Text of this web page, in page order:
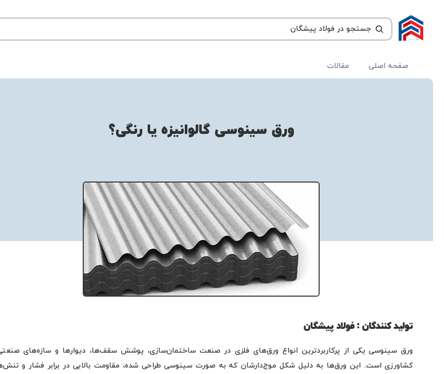
صفحه اصلی مقالات
ورق سینوسی گالوانیزه یا رنگی؟
تولید کنندگان : فولاد پیشگان
ورق سینوسی یکی از پرکاربردترین انواع ورق‌های فلزی در صنعت ساختمان‌سازی، پوشش سقف‌ها، دیوارها و سازه‌های
کشاورزی است. این ورق‌ها به دلیل شکل موج‌دارشان که به صورت سینوسی طراحی شده، مقاومت بالایی در برابر فشار و